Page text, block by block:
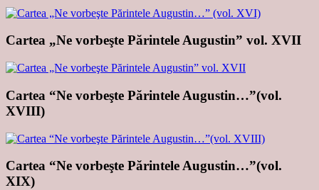
Cartea „Ne vorbeşte Părintele Augustin” vol. XVII
Cartea “Ne vorbeşte Părintele Augustin…”(vol.
XVIII)
Cartea “Ne vorbeşte Părintele Augustin…”(vol.
XIX)